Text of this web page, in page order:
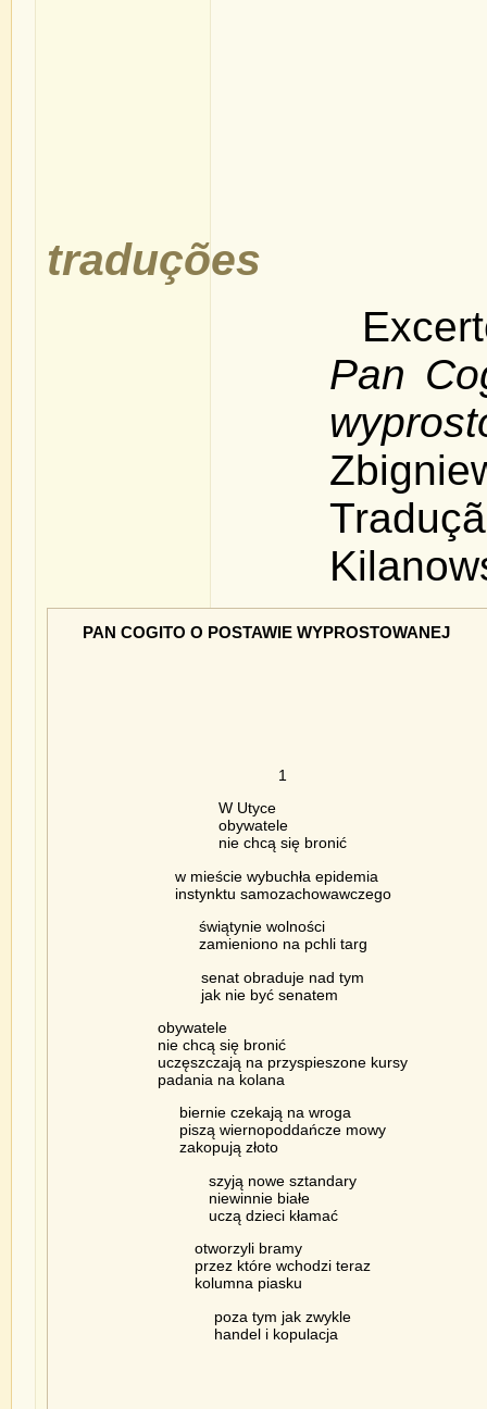
traduções
Pan
PAN COGITO O POSTAWIE WYPROSTOWANEJ
1
W Utyce
obywatele
nie chcą się bronić
w mieście wybuchła epidemia
instynktu samozachowawczego
świątynie wolności
zamieniono na pchli targ
senat obraduje nad tym
jak nie być senatem
obywatele
nie chcą się bronić
uczęszczają na przyspieszone kursy
padania na kolana
biernie czekają na wroga
piszą wiernopoddańcze mowy
zakopują złoto
szyją nowe sztandary
niewinnie białe
uczą dzieci kłamać
otworzyli bramy
przez które wchodzi teraz
kolumna piasku
poza tym jak zwykle
handel i kopulacja